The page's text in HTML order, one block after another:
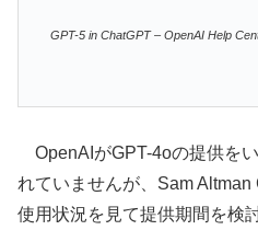
GPT-5 in ChatGPT – OpenAI Help
OpenAIがGPT-4oの提供を
れていませんが、Sam
使用状況を見て提供期間を検